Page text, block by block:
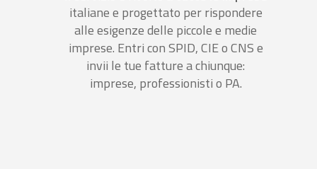
italiane e progettato per rispondere
alle esigenze delle piccole e medie
imprese. Entri con SPID, CIE o CNS e
invii le tue fatture a chiunque:
imprese, professionisti o PA.